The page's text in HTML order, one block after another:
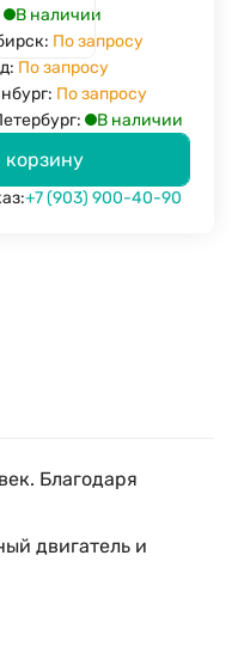
В наличии
По запросу
По запросу
По запросу
В наличии
корзину
+7 (903) 900-40-90
Благодаря
двигатель и